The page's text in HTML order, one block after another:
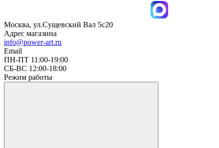
Москва, ул.Сущевский Вал 5с20
Адрес магазина
info@power-art.ru
Email
ПН-ПТ 11:00-19:00
СБ-ВС 12:00-18:00
Режим работы